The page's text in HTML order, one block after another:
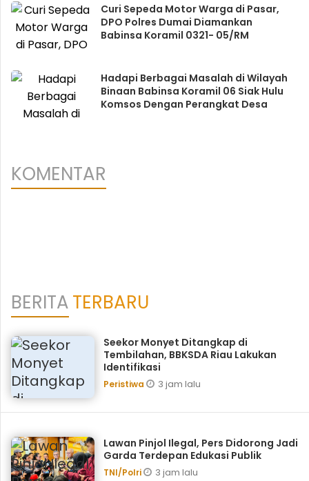
Curi Sepeda Motor Warga di Pasar,
DPO Polres Dumai Diamankan
Babinsa Koramil 0321- 05/RM
Hadapi Berbagai Masalah di Wilayah
Binaan Babinsa Koramil 06 Siak Hulu
Komsos Dengan Perangkat Desa
KOMENTAR
BERITATERBARU
Seekor Monyet Ditangkap di
Tembilahan, BBKSDA Riau Lakukan
Identifikasi
Peristiwa 3 jam lalu
Lawan Pinjol Ilegal, Pers Didorong Jadi
Garda Terdepan Edukasi Publik
TNI/Polri 3 jam lalu